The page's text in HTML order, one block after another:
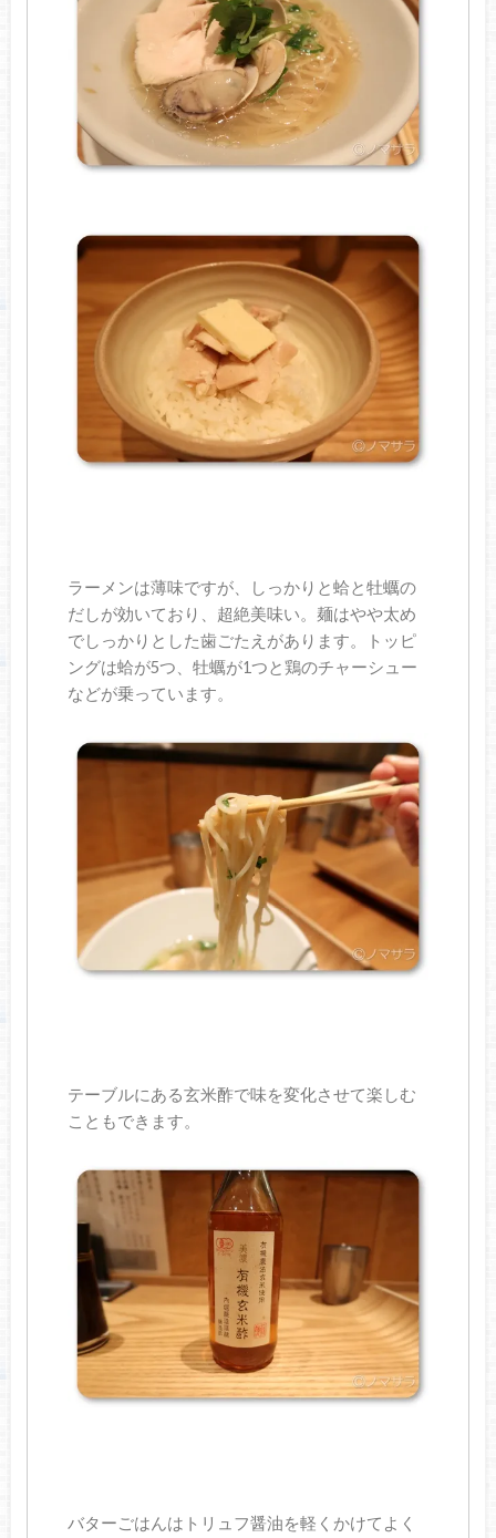
ラーメンは薄味ですが、しっかりと蛤と牡蠣の
だしが効いており、超絶美味い。麺はやや太め
でしっかりとした歯ごたえがあります。トッピ
ングは蛤が5つ、牡蠣が1つと鶏のチャーシュー
などが乗っています。
テーブルにある玄米酢で味を変化させて楽しむ
こともできます。
バターごはんはトリュフ醤油を軽くかけてよく